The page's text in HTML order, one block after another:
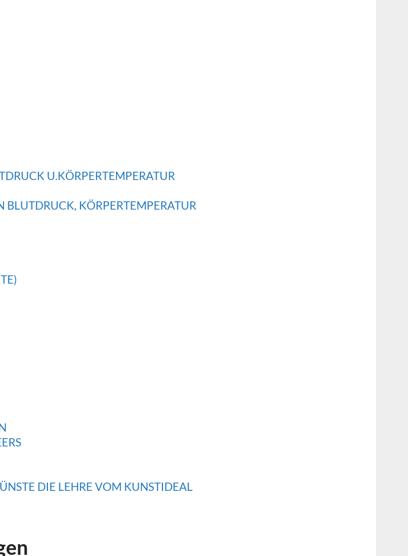
U.KÖRPERTEMPERATUR
BLUTDRUCK, KÖRPERTEMPERATUR
DIE LEHRE VOM KUNSTIDEAL